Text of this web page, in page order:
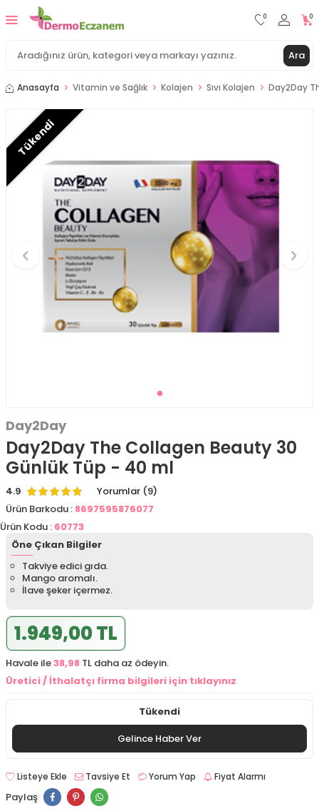
Ara
0 0
Anasayfa Vitamin ve Sağlık Kolajen Sıvı Kolajen Day2Day
Tükendi
Day2Day
Day2Day The Collagen Beauty 30
Günlük Tüp - 40 ml
4.9
Yorumlar (9)
Ürün Barkodu : 8697595876077
Ürün Kodu : 60773
Öne Çıkan Bilgiler
Takviye edici gıda.
Mango aromalı.
İlave şeker içermez.
1.949,00 TL
Havale ile38,98 TL daha az ödeyin.
Üretici / İthalatçı firma bilgileri için tıklayınız
Tükendi
Gelince Haber Ver
Listeye Ekle Tavsiye Et Yorum Yap Fiyat Alarmı
Paylaş